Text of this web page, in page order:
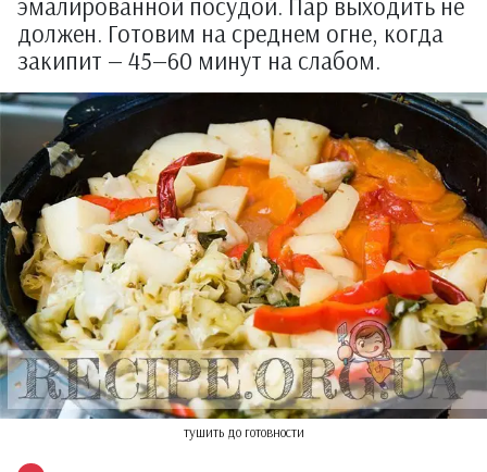
эмалированной посудой. Пар выходить не
должен. Готовим на среднем огне, когда
закипит — 45—60 минут на слабом.
тушить до готовности